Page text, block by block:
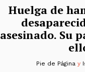
Huelga de
asesinado. Su
Pie de Página y